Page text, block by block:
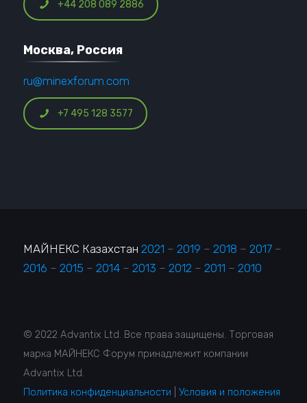
+44 208 089 2886
Москва, Россия
ru@minexforum.com
+7 495 128 3577
МАЙНЕКС Казахстан2021 – 2019 – 2018 – 2017 –
2016 – 2015 – 2014 – 2013 – 2012 – 2011 – 2010
© 2022 Advantix Ltd. Все права защищены. Торговая
марка МАЙНЕКС Форум принадлежит компании
Advantix Ltd.
Политика конфиденциальности |Условия и положения